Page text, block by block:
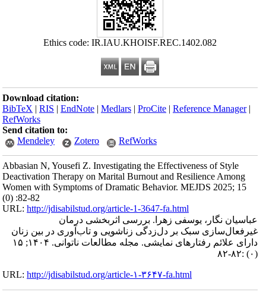
Ethics code: IR.IAU.KHOISF.REC.1402.082
Download citation:
BibTeX |RIS |EndNote |Medlars |ProCite |Reference Manager
RefWorks
Send citation to:
Mendeley
Zotero RefWorks
Abbasian N, Yousefi Z. Investigating the Effectiveness of Style
Deactivation Therapy on Marital Burnout and Resilience Among
Women with Symptoms of Dramatic Behavior. MEJDS 2025; 15
(0) :82-82
URL:http://jdisabilstud.org/article-1-3647-fa.html
عباسیان نگار، یوسفی زهرا. بررسی اثربخشی درمان
غیرفعال‌سازی سبک بر دل‌زدگی زناشویی و تاب‌آوری در بین زنان
دارای علائم رفتارهای نمایشی. مجله مطالعات ناتوانی. ۱۴۰۴; ۱۵
(۰):۸۲-۸۲
URL:http://jdisabilstud.org/article-۱-۳۶۴۷-fa.html